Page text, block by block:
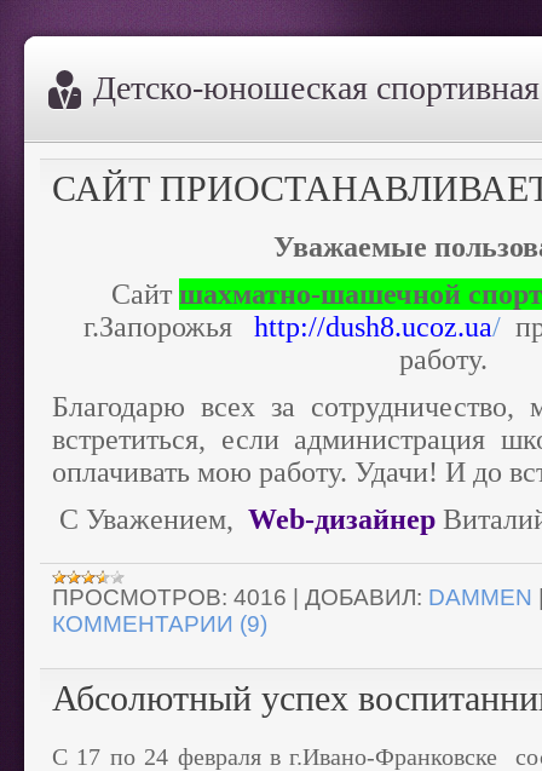
Дeтско-юношеская
САЙТ
Уважаемые
Сайт шахматно-шашечной
г.Запорожья
http://dush8.ucoz.ua/
работу.
Благодарю всех за
встретиться, если администрация
оплачивать мою работу. Удачи! И до
С Уважением, Web-дизайнер
ПРОСМОТРОВ: 4016 ДОБАВИЛ: DAMMEN
КОММЕНТАРИИ (9)
Абсолютный успех
С 17 по 24 февраля в г.Ивано-Франковске